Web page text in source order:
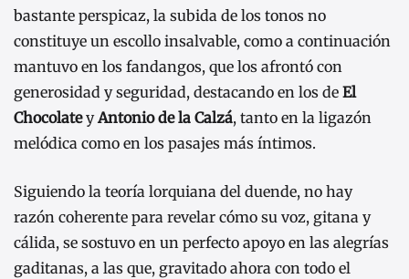
bastante perspicaz, la subida de los tonos no
constituye un escollo insalvable, como a continuación
mantuvo en los fandangos, que los afrontó con
generosidad y seguridad, destacando en los de El
ChocolateyAntonio de la Calzá, tanto en la ligazón
melódica como en los pasajes más íntimos.
Siguiendo la teoría lorquiana del duende, no hay
razón coherente para revelar cómo su voz, gitana y
cálida, se sostuvo en un perfecto apoyo en las alegrías
gaditanas, a las que, gravitado ahora con todo el